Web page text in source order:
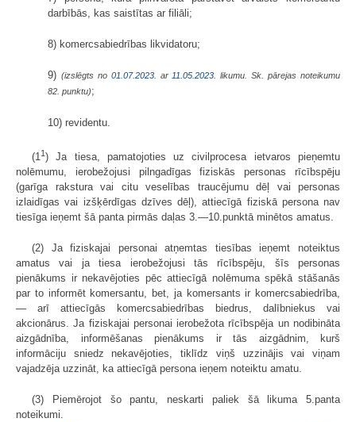
darbībās, kas saistītas ar filiāli;
8) komercsabiedrības likvidatoru;
9) (izslēgts no 01.07.2023. ar 11.05.2023 . likumu. Sk. pārejas noteikumu
82. punktu);
10) revidentu.
(11) Ja tiesa, pamatojoties uz civilprocesa ietvaros pieņemtu
nolēmumu, ierobežojusi pilngadīgas fiziskās personas rīcībspēju
(garīga rakstura vai citu veselības traucējumu dēļ vai personas
izlaidīgas vai izšķērdīgas dzīves dēļ), attiecīgā fiziskā persona nav
tiesīga ieņemt šā panta pirmās daļas 3.—10.punktā minētos amatus.
(2) Ja fiziskajai personai atņemtas tiesības ieņemt noteiktus
amatus vai ja tiesa ierobežojusi tās rīcībspēju, šīs personas
pienākums ir nekavējoties pēc attiecīgā nolēmuma spēkā stāšanās
par to informēt komersantu, bet, ja komersants ir komercsabiedrība,
— arī attiecīgās komercsabiedrības biedrus, dalībniekus vai
akcionārus. Ja fiziskajai personai ierobežota rīcībspēja un nodibināta
aizgādnība, informēšanas pienākums ir tās aizgādnim, kurš
informāciju sniedz nekavējoties, tiklīdz viņš uzzinājis vai viņam
vajadzēja uzzināt, ka attiecīgā persona ieņem noteiktu amatu.
(3) Piemērojot šo pantu, neskarti paliek šā likuma 5.panta
noteikumi.